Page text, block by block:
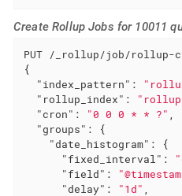
Create Rollup Jobs for 10011
PUT /_rollup/job/rollup-
{
"index_pattern" :
"rollup_index" :
"cron" : "0 0 0 * * ?" ,
"groups" : {
"date_histogram" : {
"fixed_interval" :
"field" :
"delay" : "1d" ,